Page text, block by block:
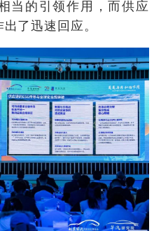
当的引领作用，而供应
了迅速回应。